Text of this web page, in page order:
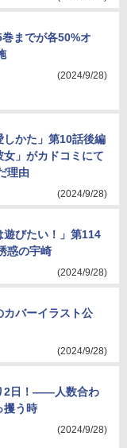
巻までが各50%オ
(2024/9/28)
しかた」第10話後編
女」がカドコミにて
理由
(2024/9/28)
遊びたい！」第114
惑の宇崎
(2024/9/28)
カバーイラスト公
(2024/9/28)
2日！――人数合わ
攫う時
(2024/9/28)